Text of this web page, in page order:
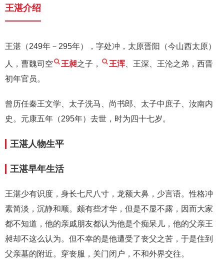
王湛介绍
王湛（249年－295年），字处冲，太原晋阳（今山西太原）
人，曹魏司空 王昶之子， 王浑 、王深、王沦之弟，西晋
初年官员。
曾历任秦王文学、太子洗马、尚书郎、太子中庶子、汝南内
史。元康五年（295年）去世，时为四十七岁。
王湛人物生平
王湛早年生活
王湛少有识度，身长七尺八寸，龙额大鼻，少言语。性格冲
素简淡，沉静和顺。颇有些才华，但是不显不露，因而大家
都不知道，他的亲戚朋友都认为他是个痴呆儿，他的父亲王
昶却不这么认为。但不幸的是他遭受了丧父之苦，于是住到
父亲墓的附近。穿丧服，关门闭户，不和外界交往。